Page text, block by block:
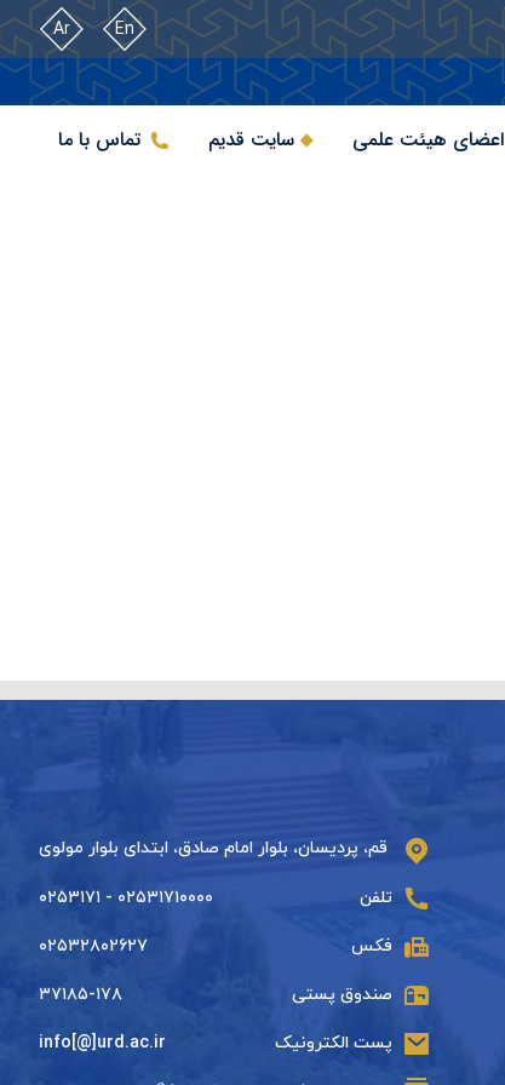
En
Ar
اعضای هیئت علمی سایت قدیم تماس با ما
قم، پردیسان، بلوار امام صادق، ابتدای بلوار مولوی
تلفن ۰۲۵۳۱۷۱۰۰۰۰ - ۰۲۵۳۱۷۱
فکس ۰۲۵۳۲۸۰۲۶۲۷
صندوق پستی ۳۷۱۸۵-۱۷۸
پست الکترونیک info[@]urd.ac.ir